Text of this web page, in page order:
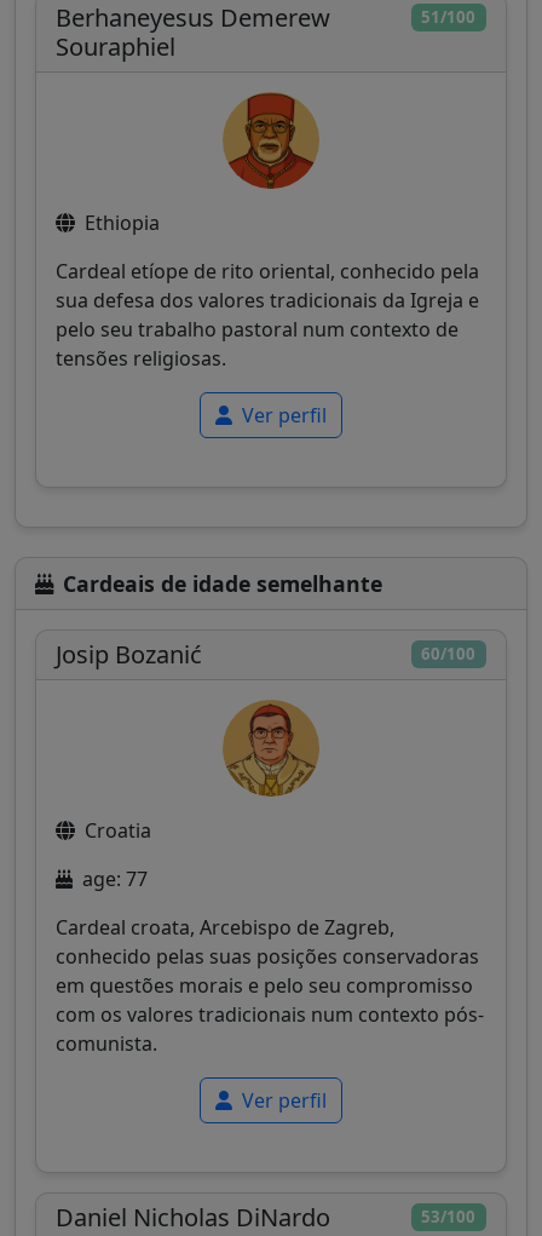
51/100
Berhaneyesus Demerew
Souraphiel
Ethiopia
Cardeal etíope de rito oriental, conhecido pela
sua defesa dos valores tradicionais da Igreja e
pelo seu trabalho pastoral num contexto de
tensões religiosas.
Ver perfil
Cardeais de idade semelhante
60/100
Josip Bozanić
Croatia
age: 77
Cardeal croata, Arcebispo de Zagreb,
conhecido pelas suas posições conservadoras
em questões morais e pelo seu compromisso
com os valores tradicionais num contexto pós-
comunista.
Ver perfil
53/100
Daniel Nicholas DiNardo